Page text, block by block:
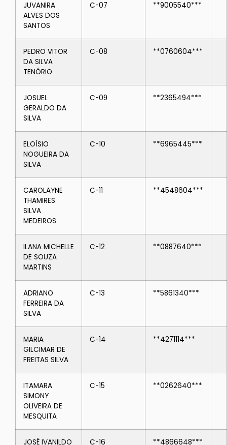
JUVANIRA
ALVES DOS
SANTOS
C-07 **9005540***
PEDRO VITOR
DA SILVA
TENÓRIO
C-08 **0760604***
JOSUEL
GERALDO DA
SILVA
C-09 **2365494***
ELOÍSIO
NOGUEIRA DA
SILVA
C-10 **6965445***
CAROLAYNE
THAMIRES
SILVA
MEDEIROS
C-11 **4548604***
ILANA MICHELLE
DE SOUZA
MARTINS
C-12 **0887640***
ADRIANO
FERREIRA DA
SILVA
C-13 **5861340***
MARIA
GILCIMAR DE
FREITAS SILVA
C-14 **4271114***
ITAMARA
SIMONY
OLIVEIRA DE
MESQUITA
C-15 **0262640***
JOSÉ IVANILDO C-16 **4866648***